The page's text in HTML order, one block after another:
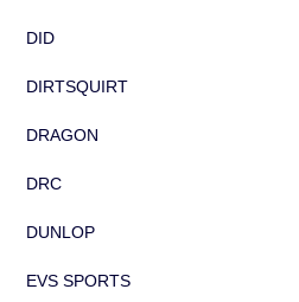
DID
DIRTSQUIRT
DRAGON
DRC
DUNLOP
EVS SPORTS